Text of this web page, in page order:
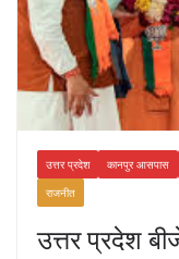
उत्तर प्रदेश कानपुर आसपास
राजनीत
उत्तर प्रदेश